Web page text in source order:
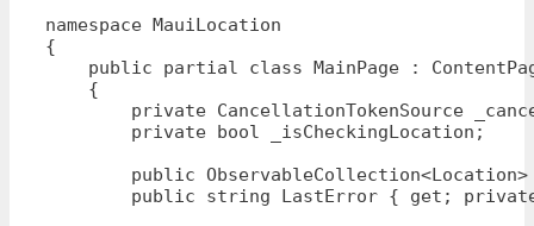
namespace MauiLocation
{
public partial class MainPage :
    {
private CancellationTokenSource
        private bool _isCheckingLocation;
public
public string LastError { get;